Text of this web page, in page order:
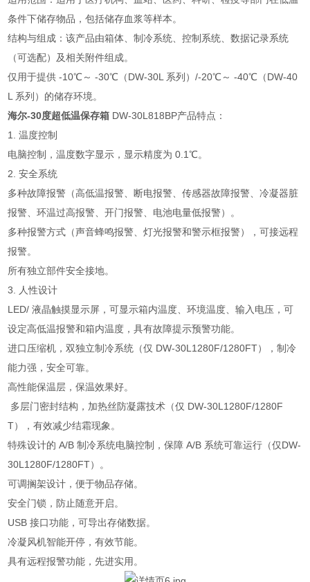
条件下储存物品，包括储存血浆等样本。
结构与组成：该产品由箱体、制冷系统、控制系统、数据记录系统
（可选配）及相关附件组成。
仅用于提供 -10℃～ -30℃（DW-30L 系列）/-20℃～ -40℃（DW-40
L 系列）的储存环境。
海尔-30度超低温保存箱 DW-30L818BP产品特点：
1. 温度控制
电脑控制，温度数字显示，显示精度为 0.1℃。
2. 安全系统
多种故障报警（高低温报警、断电报警、传感器故障报警、冷凝器脏
报警、环温过高报警、开门报警、电池电量低报警）。
多种报警方式（声音蜂鸣报警、灯光报警和警示框报警），可接远程
报警。
所有独立部件安全接地。
3. 人性设计
LED/ 液晶触摸显示屏，可显示箱内温度、环境温度、输入电压，可
设定高低温报警和箱内温度，具有故障提示预警功能。
进口压缩机，双独立制冷系统（仅 DW-30L1280F/1280FT），制冷
能力强，安全可靠。
高性能保温层，保温效果好。
多层门密封结构，加热丝防凝露技术（仅 DW-30L1280F/1280F
T），有效减少结霜现象。
特殊设计的 A/B 制冷系统电脑控制，保障 A/B 系统可靠运行（仅DW-
30L1280F/1280FT）。
可调搁架设计，便于物品存储。
安全门锁，防止随意开启。
USB 接口功能，可导出存储数据。
冷凝风机智能开停，有效节能。
具有远程报警功能，先进实用。